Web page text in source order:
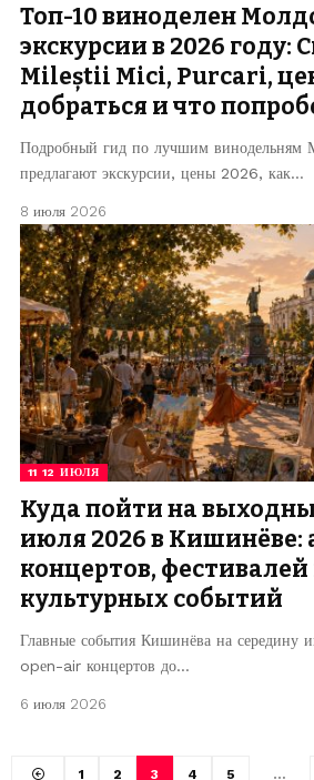
Топ-10 виноделен
экскурсии в 2026 году:
Mileștii Mici, Purcari,
добраться и что
Подробный гид по лучшим винодельням
предлагают экскурсии, цены 2026, как…
8 июля 2026
11 12 ИЮЛЯ
Куда пойти на
июля 2026 в
концертов, фестивалей
культурных событий
Главные события Кишинёва на середину
opеn-air концертов до…
6 июля 2026
1 2 3 4 5 …